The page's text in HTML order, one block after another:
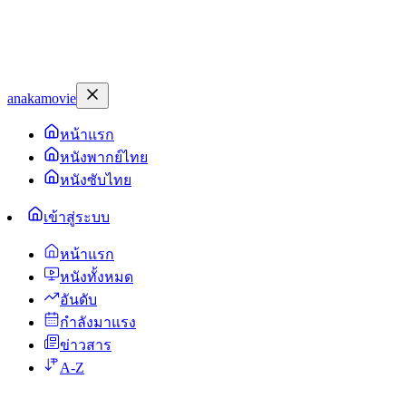
anakamovie
หน้าแรก
หนังพากย์ไทย
หนังซับไทย
เข้าสู่ระบบ
หน้าแรก
หนังทั้งหมด
อันดับ
กำลังมาแรง
ข่าวสาร
A-Z